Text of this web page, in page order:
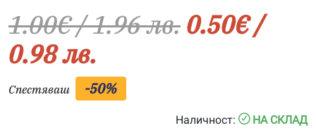
1.00€/ 1.96 лв.0.50€/
0.98 лв.
Спестяваш -50%
Наличност:
НА СКЛАД